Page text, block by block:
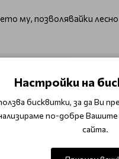
му, позволявайки лесно
ОТЗИВИ (0)
Настройки на
бисквитки, за да Ви
по-добре
сайта.